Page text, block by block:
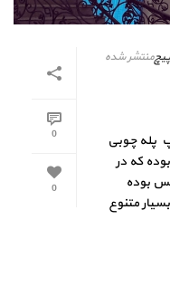
0
0
منتشر شده
پله چوبی
که در
بوده
متنوع